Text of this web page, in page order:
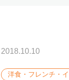
2018.10.10
洋食・フレンチ・